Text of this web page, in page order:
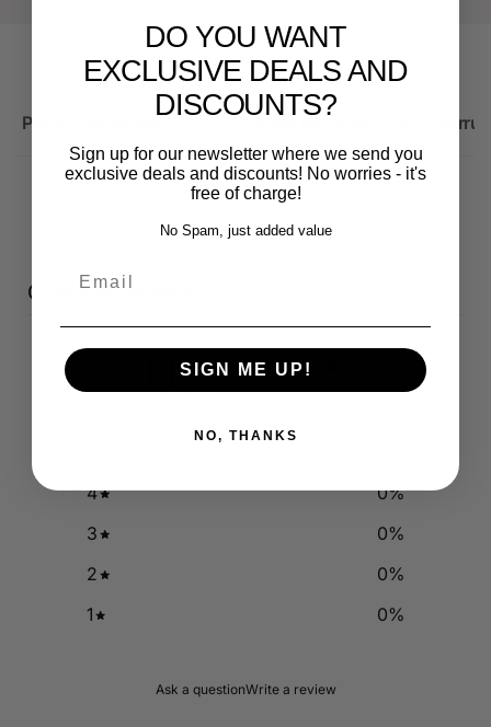
Produktbeschreibung Wichtige Hinweise zum
Customer reviews
/ 50 reviews
4
0%
3
0%
2
0%
1
0%
Ask a questionWrite a review
DO YOU WANT
EXCLUSIVE DEALS AND
DISCOUNTS?
Sign up for our newsletter where we send you
exclusive deals and discounts! No worries - it's
free of charge!
No Spam, just added value
SIGN ME UP!
NO, THANKS